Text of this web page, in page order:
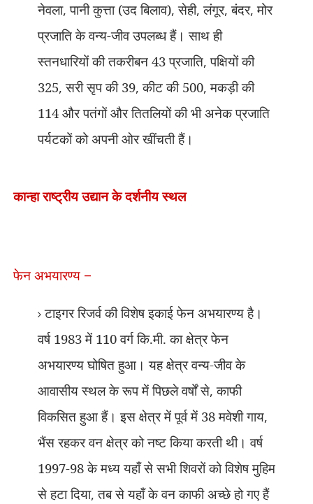
नेवला,पानी कुत्ता (उद बिलाव),सेही,लंगूर,बंदर,मोर
प्रजाति के वन्य-जीव उपलब्ध हैं। साथ ही
स्तनधारियों की तकरीबन 43 प्रजाति,पक्षियों की
325,सरी सृप की 39,कीट की 500,मकड़ी की
114 और पतंगों और तितलियों की भी अनेक प्रजाति
पर्यटकों को अपनी ओर खींचती हैं।
कान्हा राष्ट्रीय उद्यान के दर्शनीय स्थल
फेन अभयारण्य –
टाइगर रिजर्व की विशेष इकाई फेन अभयारण्य है।
वर्ष 1983 में 110 वर्ग कि.मी. का क्षेत्र फेन
अभयारण्य घोषित हुआ। यह क्षेत्र वन्य-जीव के
आवासीय स्थल के रूप में पिछले वर्षों से,काफी
विकसित हुआ हैं। इस क्षेत्र में पूर्व में 38 मवेशी गाय,
भैंस रहकर वन क्षेत्र को नष्ट किया करती थी। वर्ष
1997-98 के मध्य यहाँ से सभी शिवरों को विशेष मुहिम
से हटा दिया,तब से यहाँ के वन काफी अच्छे हो गए हैं